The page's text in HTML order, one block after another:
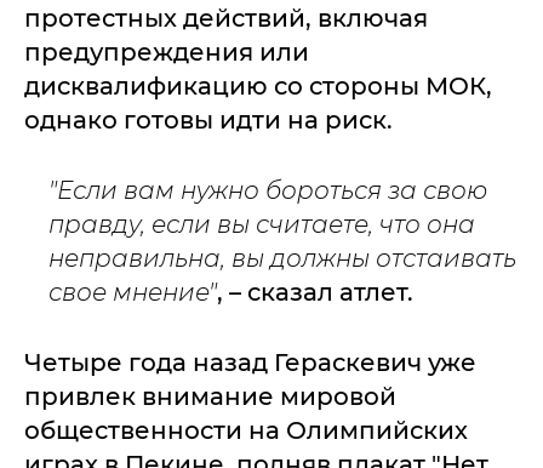
протестных действий, включая
предупреждения или
дисквалификацию со стороны МОК,
однако готовы идти на риск.
"Если вам нужно бороться за свою
правду, если вы считаете, что она
неправильна, вы должны отстаивать
свое мнение", – сказал атлет.
Четыре года назад Гераскевич уже
привлек внимание мировой
общественности на Олимпийских